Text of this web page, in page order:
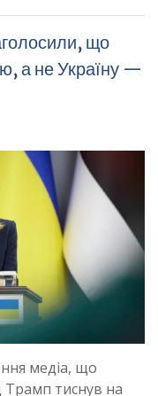
що
а не Україну —
медіа, що
тиснув на